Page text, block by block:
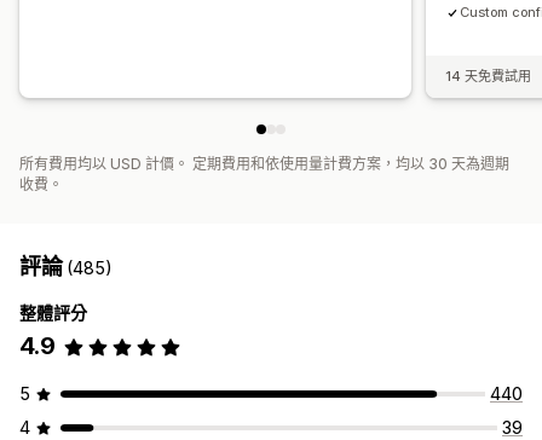
Custom
14 天免費試用
所有費用均以 USD 計價。 定期費用和依使用量計費方案，均以 30 天為週期
收費。
評論(485)
整體評分
4.9
5
440
4
39